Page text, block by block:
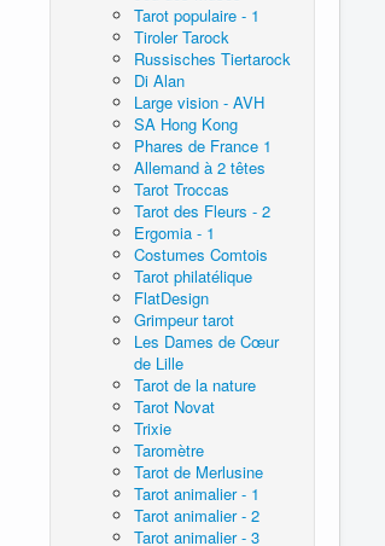
Tarot populaire - 1
Tiroler Tarock
Russisches Tiertarock
Di Alan
Large vision - AVH
SA Hong Kong
Phares de France 1
Allemand à 2 têtes
Tarot Troccas
Tarot des Fleurs - 2
Ergomia - 1
Costumes Comtois
Tarot philatélique
FlatDesign
Grimpeur tarot
Les Dames de Cœur
de Lille
Tarot de la nature
Tarot Novat
Trixie
Taromètre
Tarot de Merlusine
Tarot animalier - 1
Tarot animalier - 2
Tarot animalier - 3